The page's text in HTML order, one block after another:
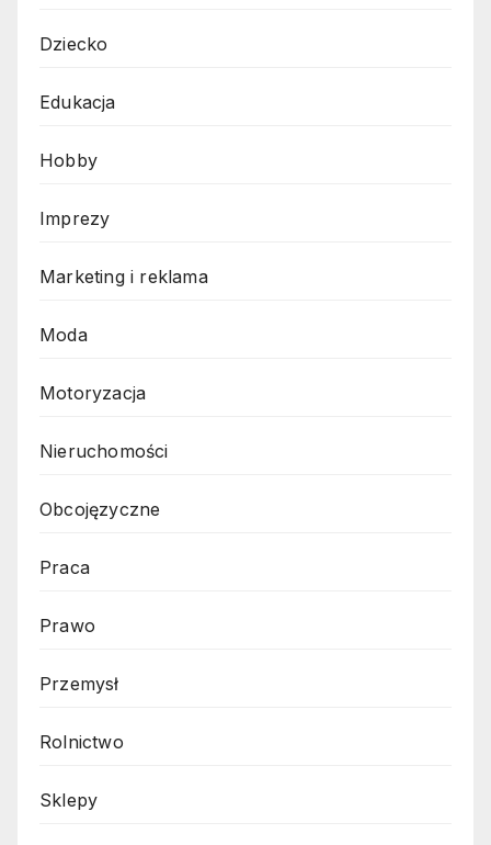
Dziecko
Edukacja
Hobby
Imprezy
Marketing i reklama
Moda
Motoryzacja
Nieruchomości
Obcojęzyczne
Praca
Prawo
Przemysł
Rolnictwo
Sklepy